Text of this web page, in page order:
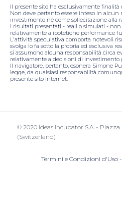
Il presente sito ha esclusivamente finalità
Non deve pertanto essere inteso in alcun
investimento né come sollecitazione alla
I risultati presentati - reali o simulati -
relativamente a ipotetiche performance
L'attività speculativa comporta notevoli
svolga lo fa sotto la propria ed esclusiva
si assumono alcuna responsabilità circa
relativamente a decisioni di investimento
Il navigatore, pertanto, esonera Simone
legge, da qualsiasi responsabilità
presente sito internet.
© 2020 Ideas Incubator S.A. -
(Switzerland)
Termini e Condizioni d'Uso -